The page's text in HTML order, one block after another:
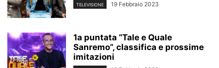
TELEVISIONE 19 Febbraio 2023
1a puntata “Tale e Quale
Sanremo”, classifica e prossime
imitazioni